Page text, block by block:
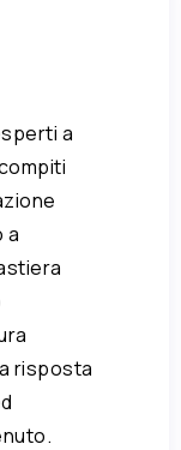
a
a
risposta